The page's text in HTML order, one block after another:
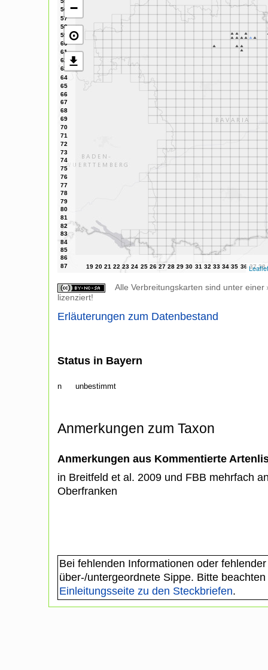
−
⊙
Leaflet
Alle Verbreitungskarten sind unter einer
lizenziert!
Erläuterungen zum Datenbestand
Status in Bayern
n unbestimmt
Anmerkungen zum Taxon
Anmerkungen aus Kommentierte
in Breitfeld et al. 2009 und FBB mehrfach
Oberfranken
Bei fehlenden Informationen oder
über-/untergeordnete Sippe. Bitte
Einleitungsseite zu den Steckbriefen.